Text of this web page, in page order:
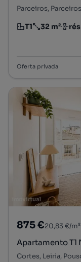
Parceiros,
Tipologia
T1
Preço por metro
32 m²
Andar
Oferta privada
875 €20,83 €/m²
Apartamento
Cortes, Leiria,